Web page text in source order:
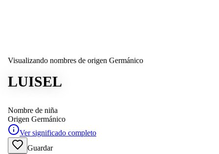
Visualizando nombres de origen Germánico
LUISEL
Nombre de niña
Origen Germánico
Ver significado completo
Guardar